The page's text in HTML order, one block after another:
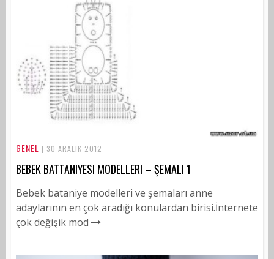
GENEL | 30 ARALIK 2012
BEBEK BATTANIYESI MODELLERI – ŞEMALI 1
Bebek bataniye modelleri ve şemaları anne
adaylarının en çok aradığı konulardan birisi.İnternete
çok değişik mod